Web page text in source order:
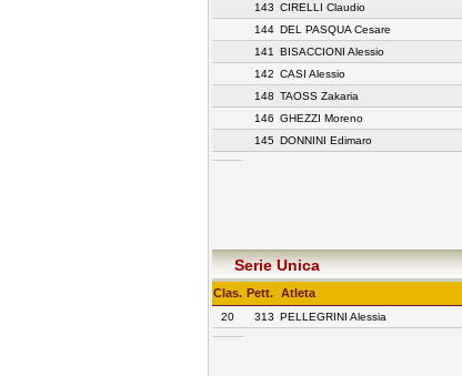
143 CIRELLI Claudio
144 DEL PASQUA Cesare
141
BISACCIONI Alessio
142 CASI Alessio
148 TAOSS Zakaria
146 GHEZZI Moreno
145 DONNINI Edimaro
Serie Unica
Clas. Pett. Atleta
20 313 PELLEGRINI Alessia